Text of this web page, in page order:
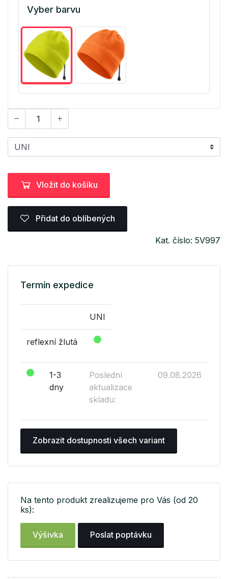
Vyber barvu
Vložit do košíku
Přidat do oblíbených
Kat. číslo: 5V997
Termín expedice
UNI
reflexní žlutá
1-3
dny
Poslední
aktualizace
skladu:
09.08.2026
Zobrazit dostupnosti všech variant
Na tento produkt zrealizujeme pro Vás (od 20
ks):
Výšivka Poslat poptávku